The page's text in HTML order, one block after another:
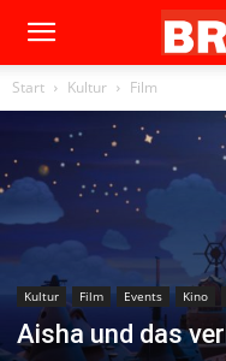
Start Kultur Film
Kultur Film Events Kino
Aisha und das